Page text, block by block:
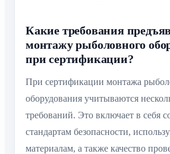
Какие требования
монтажу рыболовного
при сертификации?
При сертификации монтажа
оборудования учитываются
требований. Это включает в себя
стандартам безопасности,
материалам, а также качество